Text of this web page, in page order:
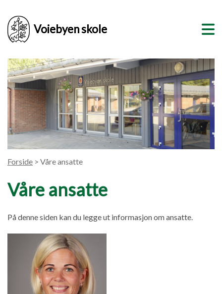
Voiebyen skole
Forside > Våre ansatte
Våre ansatte
På denne siden kan du legge ut informasjon om ansatte.